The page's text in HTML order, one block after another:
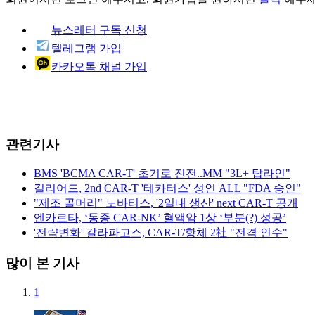
뉴스레터 구독 신청
텔레그램 가입
카카오톡 채널 가입
관련기사
BMS 'BCMA CAR-T' 초기로 진전..MM "3L+ 탑라인"
길리어드, 2nd CAR-T '테카터스' 성인 ALL "FDA 승인"
"제조 골머리" 노바티스, '2일내 생산' next CAR-T 공개
엔카르타, ‘동종 CAR-NK’ 혈액암 1상 ‘부분(?) 성공’
'전략변화' 갈라파고스, CAR-T/항체 2社 "전격 인수"
많이 본 기사
1